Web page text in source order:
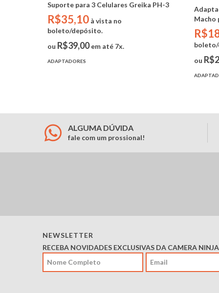
Suporte para 3 Celulares Greika PH-3
R$35,10 à vista no
boleto/depósito.
ou R$39,00em até 7x.
ADAPTADORES
Macho
ou
ALGUMA DÚVIDA
fale com um prossional!
NEWSLETTER
RECEBA NOVIDADES EXCLUSIVAS DA CAMERA NINJA